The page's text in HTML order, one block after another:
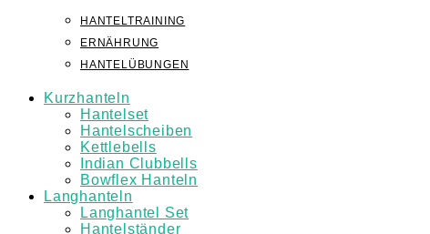
HANTELTRAINING
ERNÄHRUNG
HANTELÜBUNGEN
Kurzhanteln
Hantelset
Hantelscheiben
Kettlebells
Indian Clubbells
Bowflex Hanteln
Langhanteln
Langhantel Set
Hantelständer